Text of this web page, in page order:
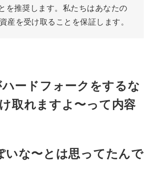
を推奨します。私たちはあなたの
を受け取ることを保証します。
ードフォークをするな
取れますよ〜って内容
いな〜とは思ってたんで